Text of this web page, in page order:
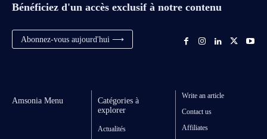
Bénéficiez d'un accès exclusif à notre contenu
Abonnez-vous aujourd'hui ⟶
Amsonia Menu
Catégories à
explorer
Actualités
Write an article
Contact us
Affiliates